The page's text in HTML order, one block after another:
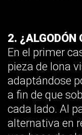
2. ¿ALGODÓN
En el primer
pieza de lona
adaptándose
a fin de que
cada lado. Al
alternativa en